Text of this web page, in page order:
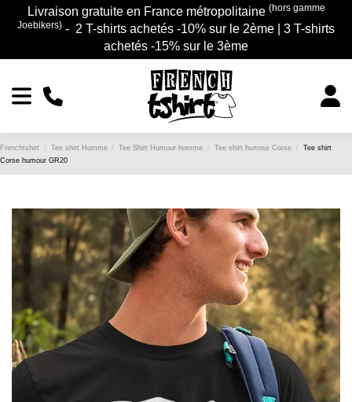
Livraison gratuite en France métropolitaine (hors gamme
Joebikers) - 2 T-shirts achetés -10% sur le 2ème | 3 T-shirts
achetés -15% sur le 3ème
Frenchtshirt Tee shirt Homme Tee Shirt Humour homme Tee shirt humour Corse
Tee shirt
Corse humour GR20